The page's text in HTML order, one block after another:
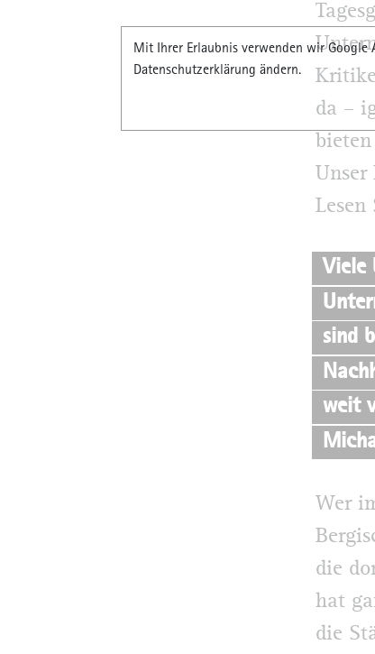
da –
Lesen
Viele
sind
weit
Wer
die
hat
die
Mit Ihrer Erlaubnis verwenden wir Google
Datenschutzerklärung ändern.